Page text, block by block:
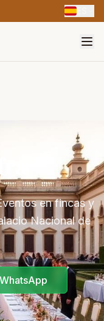
en fincas y
Nacional de
WhatsApp